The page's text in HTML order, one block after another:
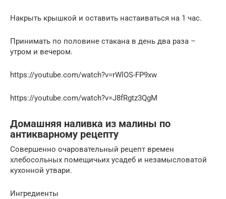
Накрыть крышкой и оставить настаиваться на 1 час.
Принимать по половине стакана в день два раза –
утром и вечером.
https://youtube.com/watch?v=rWlOS-FP9xw
https://youtube.com/watch?v=J8fRgtz3QgM
Домашняя наливка из малины по
антикварному рецепту
Совершенно очаровательный рецепт времен
хлебосольных помещичьих усадеб и незамысловатой
кухонной утвари.
Ингредиенты